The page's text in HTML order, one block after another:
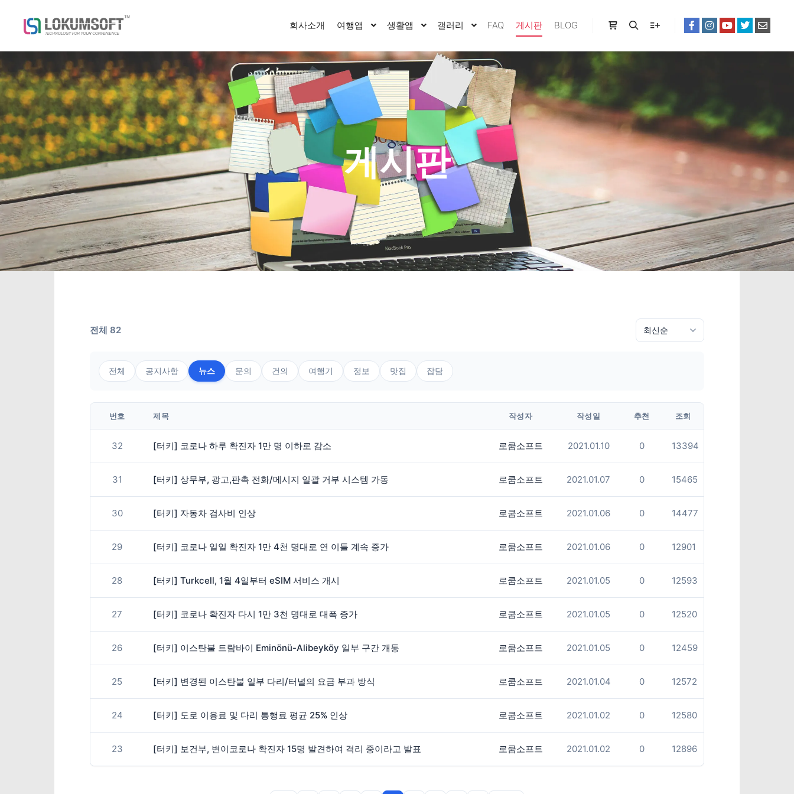
회사소개 여행앱 생활앱 갤러리 FAQ 게시판 BLOG
게시판
전체 82
전체 공지사항 뉴스 문의 건의 여행기 정보 맛집 잡담
번호 제목 작성자 작성일 추천 조회
32 [터키] 코로나 하루 확진자 1만 명 이하로 감소 로쿰소프트 2021.01.10 0 13394
31 [터키] 상무부, 광고,판촉 전화/메시지 일괄 거부 시스템 가동 로쿰소프트 2021.01.07 0 15465
30 [터키] 자동차 검사비 인상 로쿰소프트 2021.01.06 0 14477
29 [터키] 코로나 일일 확진자 1만 4천 명대로 연 이틀 계속 증가 로쿰소프트 2021.01.06 0 12901
28 [터키] Turkcell, 1월 4일부터 eSIM 서비스 개시 로쿰소프트 2021.01.05 0 12593
27 [터키] 코로나 확진자 다시 1만 3천 명대로 대폭 증가 로쿰소프트 2021.01.05 0 12520
26 [터키] 이스탄불 트람바이 Eminönü-Alibeyköy 일부 구간 개통 로쿰소프트 2021.01.05 0 12459
25 [터키] 변경된 이스탄불 일부 다리/터널의 요금 부과 방식 로쿰소프트 2021.01.04 0 12572
24 [터키] 도로 이용료 및 다리 통행료 평균 25% 인상 로쿰소프트 2021.01.02 0 12580
23 [터키] 보건부, 변이코로나 확진자 15명 발견하여 격리 중이라고 발표 로쿰소프트 2021.01.02 0 12896